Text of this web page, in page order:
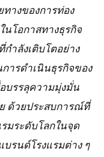
างของการท่อง
นโอกาสทางธุรกิจ
ำลังเติบโตอย่าง
ารดำเนินธุรกิจของ
บรรลุความมุ่งมั่น
ด้วยประสบการณ์ที่
รมระดับโลกในจุด
รนด์โรงแรมต่าง ๆ